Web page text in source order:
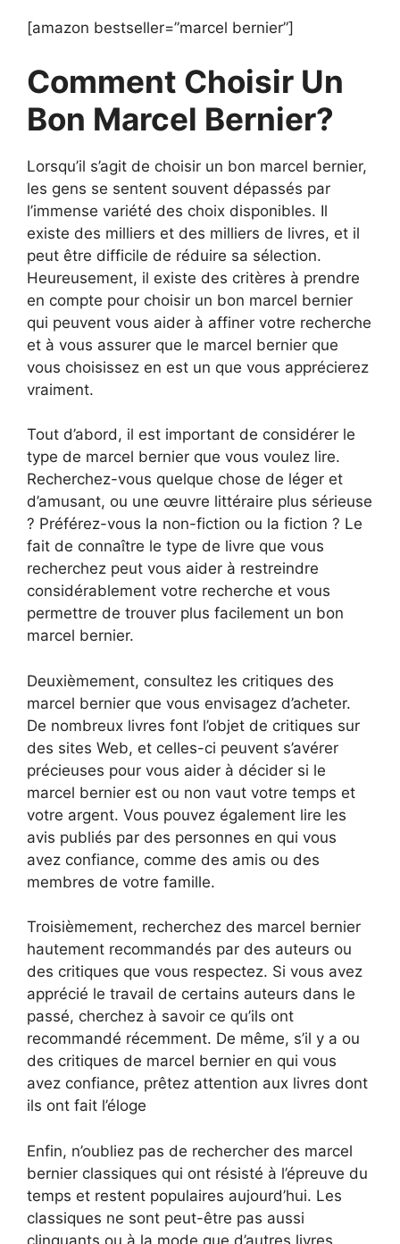
[amazon bestseller=”marcel bernier”]
Comment Choisir Un
Bon Marcel Bernier?
Lorsqu’il s’agit de choisir un bon marcel bernier,
les gens se sentent souvent dépassés par
l’immense variété des choix disponibles. Il
existe des milliers et des milliers de livres, et il
peut être difficile de réduire sa sélection.
Heureusement, il existe des critères à prendre
en compte pour choisir un bon marcel bernier
qui peuvent vous aider à affiner votre recherche
et à vous assurer que le marcel bernier que
vous choisissez en est un que vous apprécierez
vraiment.
Tout d’abord, il est important de considérer le
type de marcel bernier que vous voulez lire.
Recherchez-vous quelque chose de léger et
d’amusant, ou une œuvre littéraire plus sérieuse
? Préférez-vous la non-fiction ou la fiction ? Le
fait de connaître le type de livre que vous
recherchez peut vous aider à restreindre
considérablement votre recherche et vous
permettre de trouver plus facilement un bon
marcel bernier.
Deuxièmement, consultez les critiques des
marcel bernier que vous envisagez d’acheter.
De nombreux livres font l’objet de critiques sur
des sites Web, et celles-ci peuvent s’avérer
précieuses pour vous aider à décider si le
marcel bernier est ou non vaut votre temps et
votre argent. Vous pouvez également lire les
avis publiés par des personnes en qui vous
avez confiance, comme des amis ou des
membres de votre famille.
Troisièmement, recherchez des marcel bernier
hautement recommandés par des auteurs ou
des critiques que vous respectez. Si vous avez
apprécié le travail de certains auteurs dans le
passé, cherchez à savoir ce qu’ils ont
recommandé récemment. De même, s’il y a ou
des critiques de marcel bernier en qui vous
avez confiance, prêtez attention aux livres dont
ils ont fait l’éloge
Enfin, n’oubliez pas de rechercher des marcel
bernier classiques qui ont résisté à l’épreuve du
temps et restent populaires aujourd’hui. Les
classiques ne sont peut-être pas aussi
clinquants ou à la mode que d’autres livres,